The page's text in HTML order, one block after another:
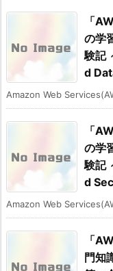
「
の学
験記
d
Amazon Web
「
の学
験記
d
Amazon Web
「
門知